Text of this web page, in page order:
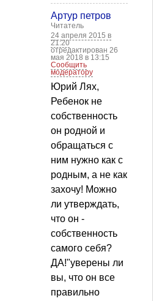
Артур петров
Читатель
24 апреля 2015 в
21:20
отредактирован 26
мая 2018 в 13:15
Сообщить
модератору
Юрий Лях,
Ребенок не
собственность
он родной и
обращаться с
ним нужно как с
родным, а не как
захочу! Можно
ли утверждать,
что он -
собственность
самого себя?
ДА!"уверены ли
вы, что он все
правильно